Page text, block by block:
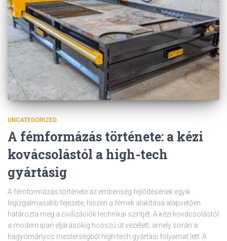
UNCATEGORIZED
A fémformázás története: a kézi
kovácsolástól a high-tech
gyártásig
A fémformázás története az emberiség fejlődésének egyik
legizgalmasabb fejezete, hiszen a fémek alakítása alapvetően
határozta meg a civilizációk technikai szintjét. A kézi kovácsolástól
a modern ipari eljárásokig hosszú út vezetett, amely során a
hagyományos mesterségből high-tech gyártási folyamat lett. A